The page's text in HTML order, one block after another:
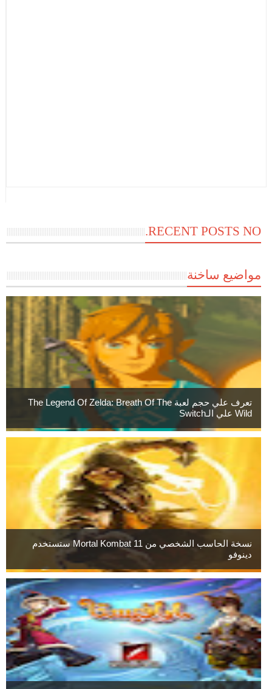
RECENT POSTS NO.
مواضيع ساخنة
تعرف علي حجم لعبة The Legend Of Zelda: Breath Of The
Wild علي الـSwitch
نسخة الحاسب الشخصي من Mortal Kombat 11 ستستخدم
دينوفو